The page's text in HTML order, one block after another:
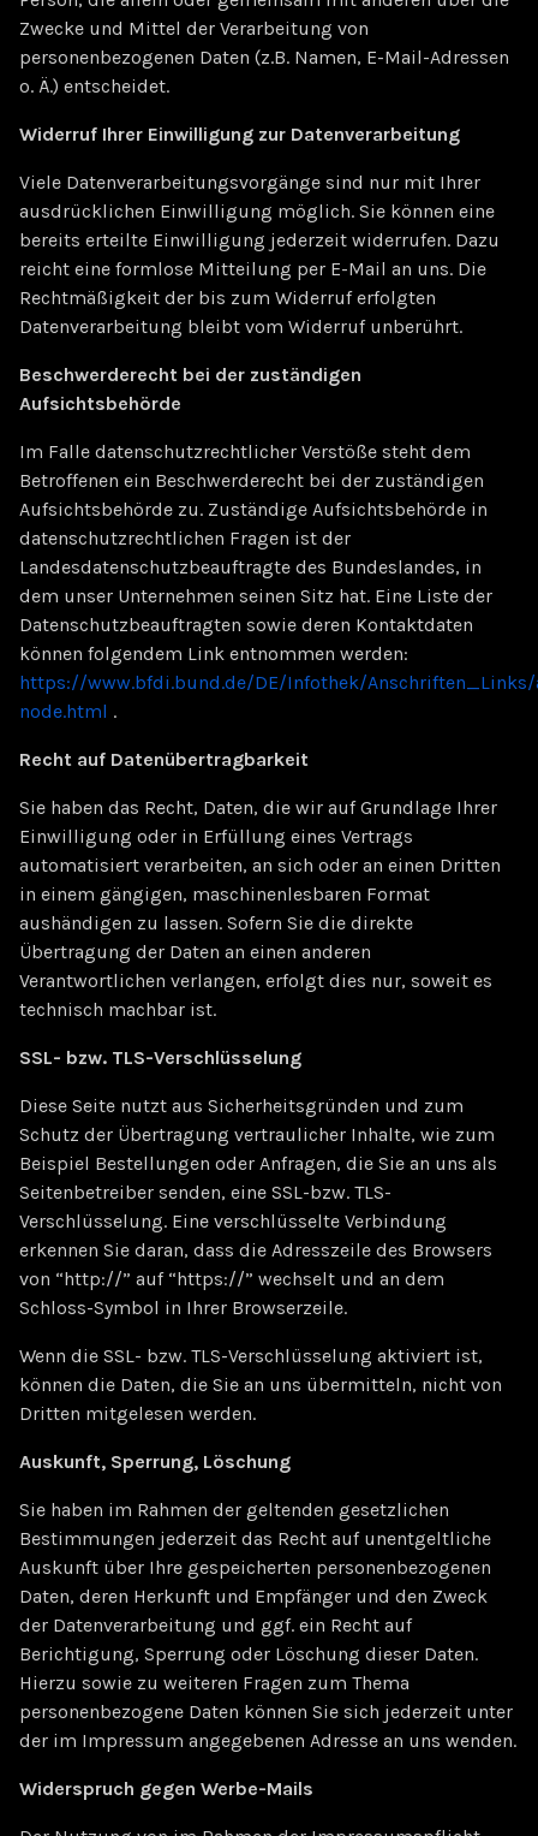
Zwecke und Mittel der Verarbeitung von
personenbezogenen Daten (z.B. Namen, E-Mail-Adressen
o. Ä.) entscheidet.
Widerruf Ihrer Einwilligung zur Datenverarbeitung
Viele Datenverarbeitungsvorgänge sind nur mit Ihrer
ausdrücklichen Einwilligung möglich. Sie können eine
bereits erteilte Einwilligung jederzeit widerrufen. Dazu
reicht eine formlose Mitteilung per E-Mail an uns. Die
Rechtmäßigkeit der bis zum Widerruf erfolgten
Datenverarbeitung bleibt vom Widerruf unberührt.
Beschwerderecht bei der zuständigen
Aufsichtsbehörde
Im Falle datenschutzrechtlicher Verstöße steht dem
Betroffenen ein Beschwerderecht bei der zuständigen
Aufsichtsbehörde zu. Zuständige Aufsichtsbehörde in
datenschutzrechtlichen Fragen ist der
Landesdatenschutzbeauftragte des Bundeslandes, in
dem unser Unternehmen seinen Sitz hat. Eine Liste der
Datenschutzbeauftragten sowie deren Kontaktdaten
können folgendem Link entnommen werden:
https://www.bfdi.bund.de/DE/Infothek/
node.html .
Recht auf Datenübertragbarkeit
Sie haben das Recht, Daten, die wir auf Grundlage Ihrer
Einwilligung oder in Erfüllung eines Vertrags
automatisiert verarbeiten, an sich oder an einen Dritten
in einem gängigen, maschinenlesbaren Format
aushändigen zu lassen. Sofern Sie die direkte
Übertragung der Daten an einen anderen
Verantwortlichen verlangen, erfolgt dies nur, soweit es
technisch machbar ist.
SSL- bzw. TLS-Verschlüsselung
Diese Seite nutzt aus Sicherheitsgründen und zum
Schutz der Übertragung vertraulicher Inhalte, wie zum
Beispiel Bestellungen oder Anfragen, die Sie an uns als
Seitenbetreiber senden, eine SSL-bzw. TLS-
Verschlüsselung. Eine verschlüsselte Verbindung
erkennen Sie daran, dass die Adresszeile des Browsers
von “http://” auf “https://” wechselt und an dem
Schloss-Symbol in Ihrer Browserzeile.
Wenn die SSL- bzw. TLS-Verschlüsselung aktiviert ist,
können die Daten, die Sie an uns übermitteln, nicht von
Dritten mitgelesen werden.
Auskunft, Sperrung, Löschung
Sie haben im Rahmen der geltenden gesetzlichen
Bestimmungen jederzeit das Recht auf unentgeltliche
Auskunft über Ihre gespeicherten personenbezogenen
Daten, deren Herkunft und Empfänger und den Zweck
der Datenverarbeitung und ggf. ein Recht auf
Berichtigung, Sperrung oder Löschung dieser Daten.
Hierzu sowie zu weiteren Fragen zum Thema
personenbezogene Daten können Sie sich jederzeit unter
der im Impressum angegebenen Adresse an uns wenden.
Widerspruch gegen Werbe-Mails